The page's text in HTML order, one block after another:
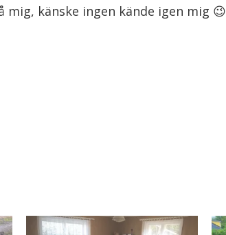
mig, känske ingen kände igen mig 😉